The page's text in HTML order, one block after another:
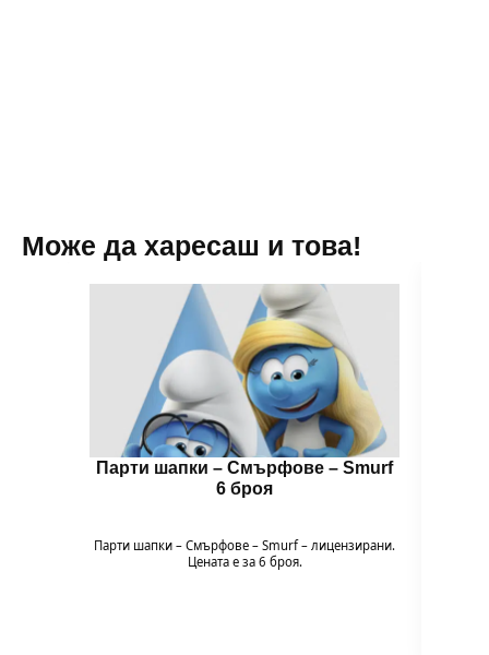
Може да харесаш и това!
Парти шапки – Смърфoве – Smurf
6 броя
Парти шапки – Смърфoве – Smurf – лицензирани.
Цената е за 6 броя.